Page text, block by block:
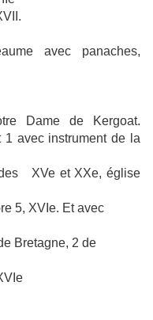
avec panaches,
Dame de Kergoat.
1 avec instrument de la
XVe et XXe, église
5, XVIe. Et avec
Bretagne, 2 de